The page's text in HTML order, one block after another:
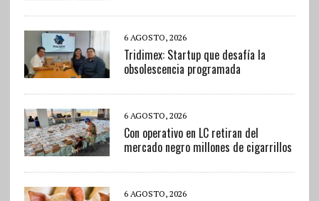
6 AGOSTO, 2026
Tridimex: Startup que desafía la
obsolescencia programada
6 AGOSTO, 2026
Con operativo en LC retiran del
mercado negro millones de cigarrillos
6 AGOSTO, 2026